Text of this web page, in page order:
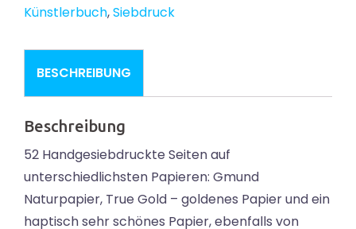
Künstlerbuch,Siebdruck
BESCHREIBUNG
Beschreibung
52 Handgesiebdruckte Seiten auf
unterschiedlichsten Papieren: Gmund
Naturpapier, True Gold – goldenes Papier und ein
haptisch sehr schönes Papier, ebenfalls von